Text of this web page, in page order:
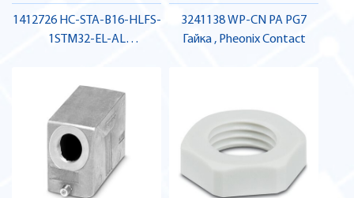
1412726 HC-STA-B16-HLFS-
1STM32-EL-AL
3241138 WP-CN PA PG7
Гайка , Pheonix Contact